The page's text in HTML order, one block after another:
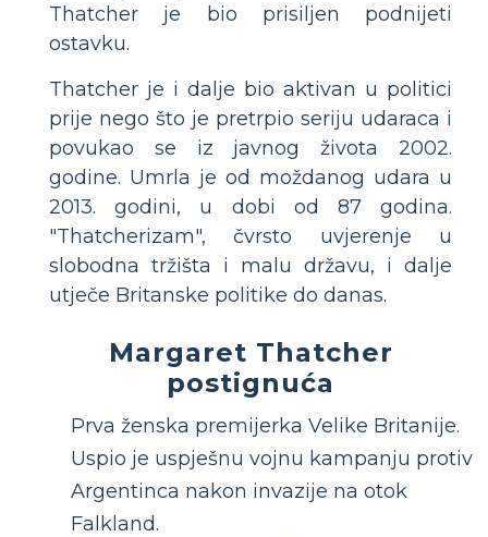
Thatcher je bio prisiljen podnijeti
ostavku.
Thatcher je i dalje bio aktivan u politici
prije nego što je pretrpio seriju udaraca i
povukao se iz javnog života 2002.
godine. Umrla je od moždanog udara u
2013. godini, u dobi od 87 godina.
"Thatcherizam", čvrsto uvjerenje u
slobodna tržišta i malu državu, i dalje
utječe Britanske politike do danas.
Margaret Thatcher
postignuća
Prva ženska premijerka Velike Britanije.
Uspio je uspješnu vojnu kampanju protiv
Argentinca nakon invazije na otok
Falkland.